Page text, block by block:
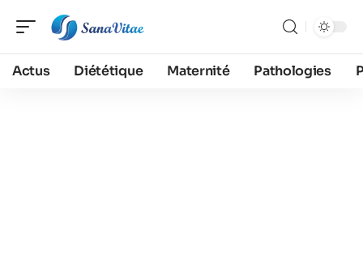
Actus Diététique Maternité Pathologies